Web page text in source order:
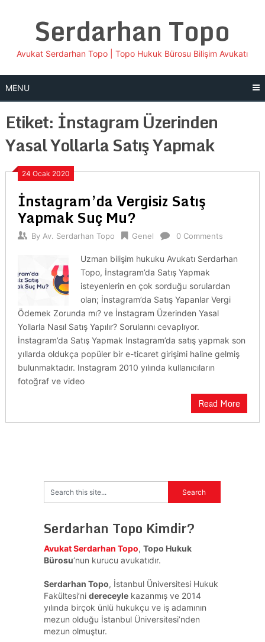
Serdarhan Topo
Avukat Serdarhan Topo | Topo Hukuk Bürosu Bilişim Avukatı
MENU
Etiket: İnstagram Üzerinden
Yasal Yollarla Satış Yapmak
24 Ocak 2020
İnstagram’da Vergisiz Satış
Yapmak Suç Mu?
By Av. Serdarhan Topo Genel 0 Comments
Uzman bilişim hukuku Avukatı Serdarhan
Topo, İnstagram’da Satış Yapmak
isteyenlerin en çok sorduğu sorulardan
olan; İnstagram’da Satış Yapanlar Vergi
Ödemek Zorunda mı? ve İnstagram Üzerinden Yasal
Yollarla Nasıl Satış Yapılır? Sorularını cevaplıyor.
İnstagram’da Satış Yapmak Instagram’da satış yapmak son
yıllarda oldukça popüler bir e-ticaret girişimi haline gelmiş
bulunmaktadır. Instagram 2010 yılında kullanıcıların
fotoğraf ve video
Read More
Serdarhan Topo Kimdir?
Avukat Serdarhan Topo, Topo Hukuk
Bürosu‘nun kurucu avukatıdır.
Serdarhan Topo, İstanbul Üniversitesi Hukuk
Fakültesi’ni dereceylekazanmış ve 2014
yılında birçok ünlü hukukçu ve iş adamının
mezun olduğu İstanbul Üniversitesi’nden
mezun olmuştur.